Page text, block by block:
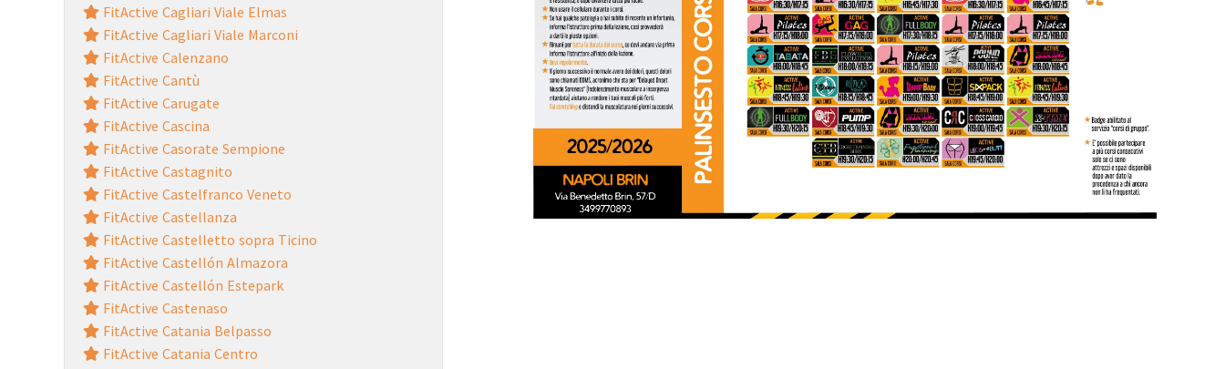
FitActive Cagliari Viale Elmas
FitActive Cagliari Viale Marconi
FitActive Calenzano
FitActive Cantù
FitActive Carugate
FitActive Cascina
FitActive Casorate Sempione
FitActive Castagnito
FitActive Castelfranco Veneto
FitActive Castellanza
FitActive Castelletto sopra Ticino
FitActive Castellón Almazora
FitActive Castellón Estepark
FitActive Castenaso
FitActive Catania Belpasso
FitActive Catania Centro